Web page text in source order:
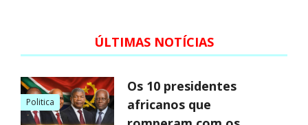
ÚLTIMAS NOTÍCIAS
Politica
Os 10 presidentes
africanos que